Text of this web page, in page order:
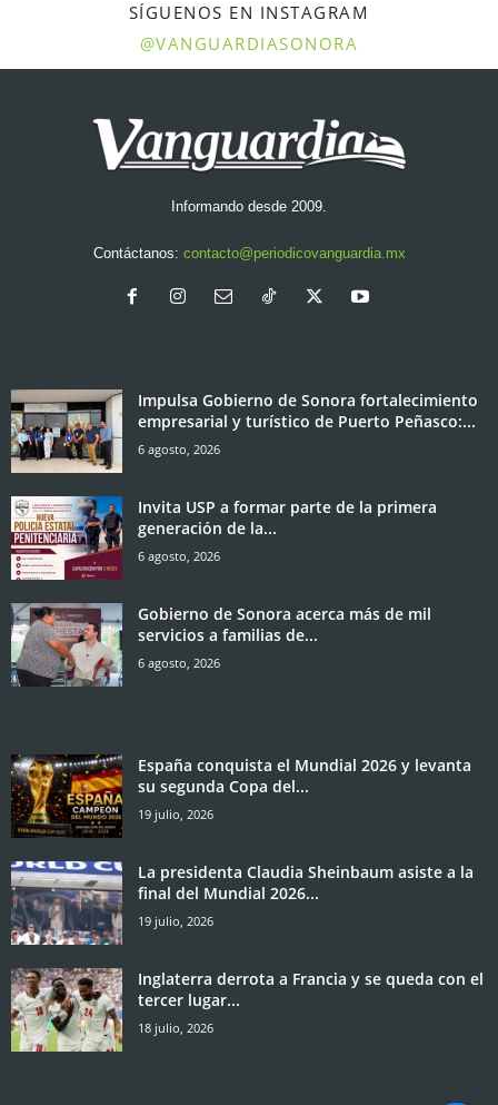
SÍGUENOS EN INSTAGRAM
@VANGUARDIASONORA
Informando desde 2009.
Contáctanos: contacto@periodicovanguardia.mx
Impulsa Gobierno de Sonora fortalecimiento
empresarial y turístico de Puerto Peñasco:...
6 agosto, 2026
Invita USP a formar parte de la primera
generación de la...
6 agosto, 2026
Gobierno de Sonora acerca más de mil
servicios a familias de...
6 agosto, 2026
España conquista el Mundial 2026 y levanta
su segunda Copa del...
19 julio, 2026
La presidenta Claudia Sheinbaum asiste a la
final del Mundial 2026...
19 julio, 2026
Inglaterra derrota a Francia y se queda con el
tercer lugar...
18 julio, 2026